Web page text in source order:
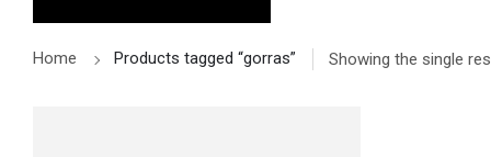
Home Products tagged “gorras” Showing the single